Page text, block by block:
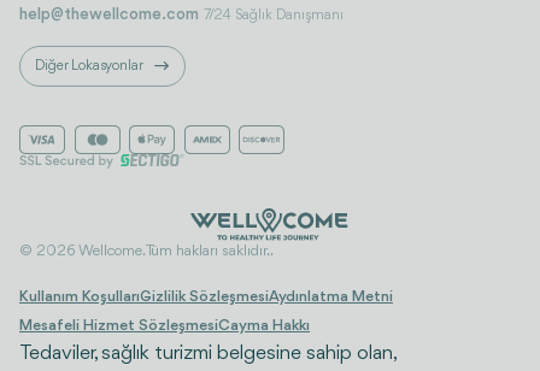
help@thewellcome.com 7/24 Sağlık Danışmanı
Diğer Lokasyonlar
© 2026 Wellcome. Tüm hakları saklıdır..
Kullanım KoşullarıGizlilik SözleşmesiAydınlatma Metni
Mesafeli Hizmet SözleşmesiCayma Hakkı
Tedaviler, sağlık turizmi belgesine sahip olan,